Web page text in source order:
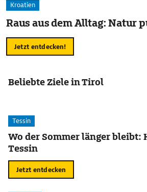
Kroatien
Raus aus dem Alltag: Natur
Jetzt entdecken!
Beliebte Ziele in Tirol
Tessin
Wo der Sommer länger bleibt:
Tessin
Jetzt entdecken